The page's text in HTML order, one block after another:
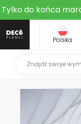
Tylko do końca
Polska